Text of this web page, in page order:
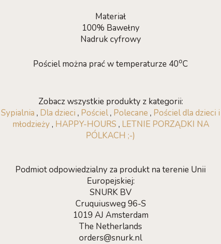
Materiał
100% Bawełny
Nadruk cyfrowy
Pościel można prać w temperaturze 40oC
Zobacz wszystkie produkty z kategorii:
Sypialnia , Dla dzieci , Pościel, Polecane , Pościel dla dzieci i
młodzieży, HAPPY-HOURS , LETNIE PORZĄDKI NA
PÓLKACH ;-)
Podmiot odpowiedzialny za produkt na terenie Unii
Europejskiej:
SNURK BV
Cruquiusweg 96-S
1019 AJ Amsterdam
The Netherlands
orders@snurk.nl